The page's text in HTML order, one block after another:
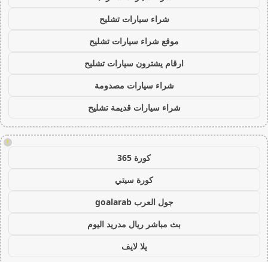
شراء سيارات تشليح
موقع شراء سيارات تشليح
ارقام يشترون سيارات تشليح
شراء سيارات مصدومة
شراء سيارات قديمة تشليح
!
كورة 365
كورة سيتي
جول العرب goalarab
بث مباشر ريال مدريد اليوم
يلا لايف